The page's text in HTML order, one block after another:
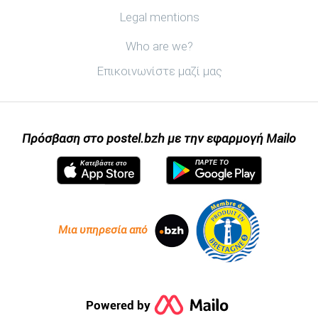
Legal mentions
Ανακαλύψτε postel.bzh
Who are we?
Επικοινωνίστε μαζί μας
Πρόσβαση στο postel.bzh με την εφαρμογή Mailo
Κατεβάστε στο ΠΆΡΤΕ ΤΟ
Μια υπηρεσία από
Powered by